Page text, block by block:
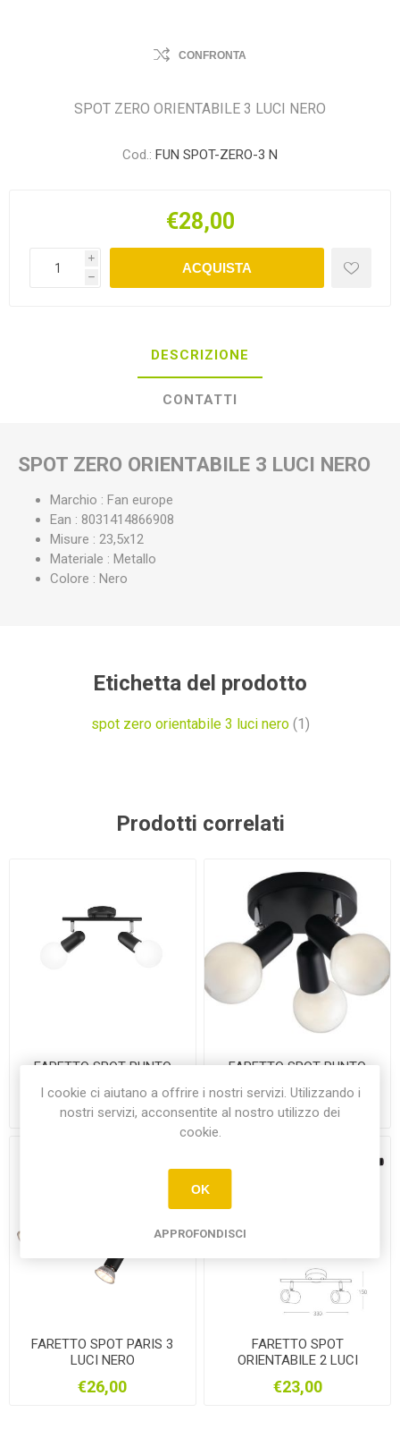
CONFRONTA
SPOT ZERO ORIENTABILE 3 LUCI NERO
Cod.: FUN SPOT-ZERO-3 N
€28,00
i
h
ACQUISTA
DESCRIZIONE
CONTATTI
SPOT ZERO ORIENTABILE 3 LUCI NERO
Marchio : Fan europe
Ean : 8031414866908
Misure : 23,5x12
Materiale : Metallo
Colore : Nero
Etichetta del prodotto
spot zero orientabile 3 luci nero (1)
Prodotti correlati
FARETTO SPOT PUNTO
ORIENTABILI
€18,00
FARETTO SPOT PUNTO
ORIENTABILI
€28,00
FARETTO SPOT PARIS 3
LUCI NERO
€26,00
FARETTO SPOT
ORIENTABILE 2 LUCI
€23,00
I cookie ci aiutano a offrire i nostri servizi. Utilizzando i
nostri servizi, acconsentite al nostro utilizzo dei
cookie.
OK
APPROFONDISCI